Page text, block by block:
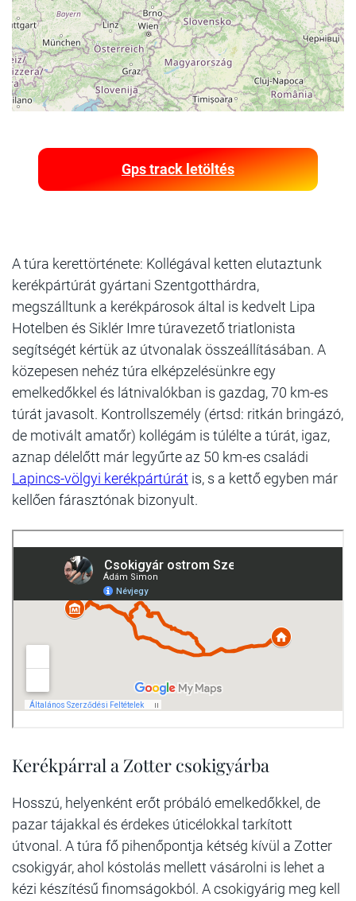
Gps track letöltés
A túra kerettörténete: Kollégával ketten elutaztunk
kerékpártúrát gyártani Szentgotthárdra,
megszálltunk a kerékpárosok által is kedvelt Lipa
Hotelben és Siklér Imre túravezető triatlonista
segítségét kértük az útvonalak összeállításában. A
közepesen nehéz túra elképzelésünkre egy
emelkedőkkel és látnivalókban is gazdag, 70 km-es
túrát javasolt. Kontrollszemély (értsd: ritkán bringázó,
de motivált amatőr) kollégám is túlélte a túrát, igaz,
aznap délelőtt már legyűrte az 50 km-es családi
Lapincs-völgyi kerékpártúrát is, s a kettő egyben már
kellően fárasztónak bizonyult.
Kerékpárral a Zotter csokigyárba
Hosszú, helyenként erőt próbáló emelkedőkkel, de
pazar tájakkal és érdekes úticélokkal tarkított
útvonal. A túra fő pihenőpontja kétség kívül a Zotter
csokigyár, ahol kóstolás mellett vásárolni is lehet a
kézi készítésű finomságokból. A csokigyárig meg kell